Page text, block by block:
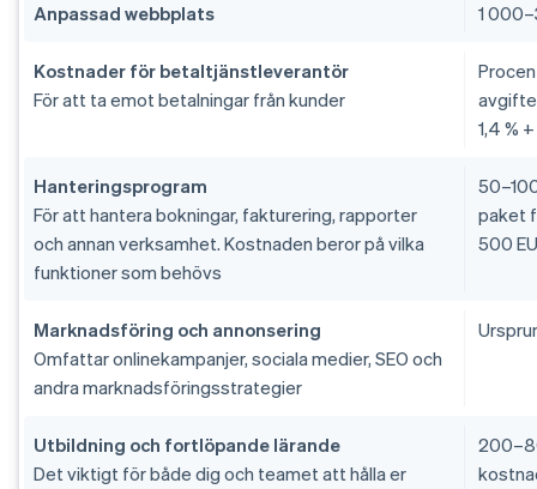
Anpassad webbplats 1
Kostnader för betaltjänstleverantör
För att ta emot betalningar från kunder
1,4 %
Hanteringsprogram
För att hantera bokningar, fakturering, rapporter
och annan verksamhet. Kostnaden beror på vilka
funktioner som behövs
paket
500
Marknadsföring och annonsering
Omfattar onlinekampanjer, sociala medier, SEO och
andra marknadsföringsstrategier
Utbildning och fortlöpande lärande
Det viktigt för både dig och teamet att hålla er